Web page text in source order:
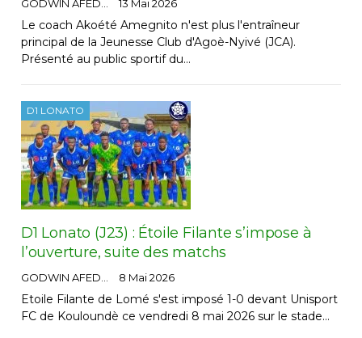
13 Mai 2026
Le coach Akoété Amegnito n'est plus l'entraîneur
principal de la Jeunesse Club d'Agoè-Nyivé (JCA).
Présenté au public sportif du…
D1 LONATO
D1 Lonato (J23) : Étoile Filante s’impose à
l’ouverture, suite des matchs
8 Mai 2026
Etoile Filante de Lomé s'est imposé 1-0 devant Unisport
FC de Kouloundè ce vendredi 8 mai 2026 sur le stade…